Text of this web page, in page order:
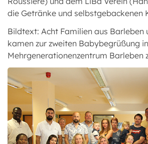
die Getränke und selbstgebackenen
Bildtext: Acht Familien aus Barleben
kamen zur zweiten Babybegrüßung
Mehrgenerationenzentrum Barleben